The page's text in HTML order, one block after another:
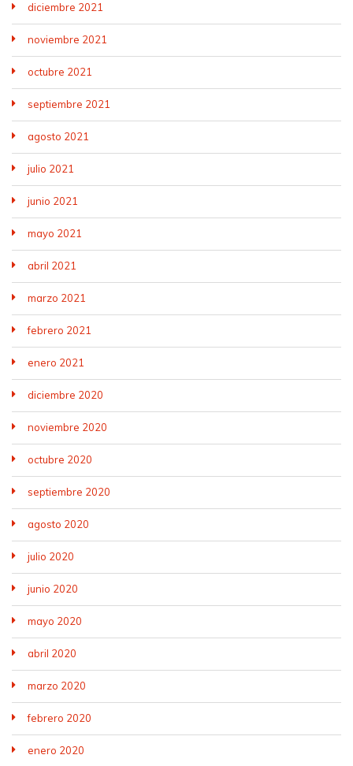
diciembre 2021
noviembre 2021
octubre 2021
septiembre 2021
agosto 2021
julio 2021
junio 2021
mayo 2021
abril 2021
marzo 2021
febrero 2021
enero 2021
diciembre 2020
noviembre 2020
octubre 2020
septiembre 2020
agosto 2020
julio 2020
junio 2020
mayo 2020
abril 2020
marzo 2020
febrero 2020
enero 2020